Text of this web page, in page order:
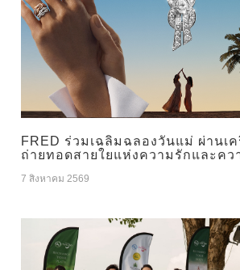
FRED ร่วมเฉลิมฉลองวันแม่ ผ่านเ
ถ่ายทอดสายใยแห่งความรักและคว
7 สิงหาคม 2569